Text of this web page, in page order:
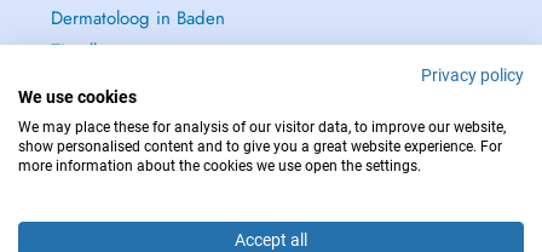
Dermatoloog in Baden
Zie alle →
NEEM IN GEVAL VAN NOOD CONTACT OP MET : 112
Privacy policy
We use cookies
We may place these for analysis of our visitor data, to improve our website,
show personalised content and to give you a great website experience. For
more information about the cookies we use open the settings.
Accept all